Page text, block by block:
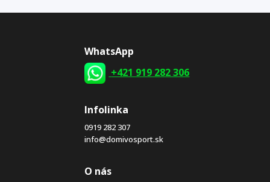
WhatsApp
+421 919 282 306
Infolinka
0919 282 307
info@domivosport.sk
O nás